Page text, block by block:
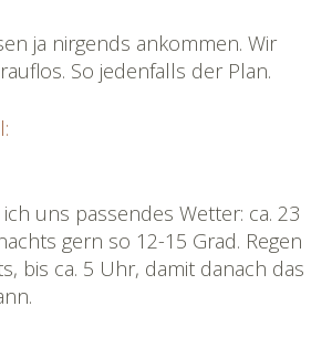
ja nirgends ankommen. Wir
So jedenfalls der Plan.
uns passendes Wetter: ca. 23
gern so 12-15 Grad. Regen
bis ca. 5 Uhr, damit danach das